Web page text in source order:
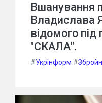
Вшанування
Владислава
відомого
"СКАЛА".
#Укрінформ #